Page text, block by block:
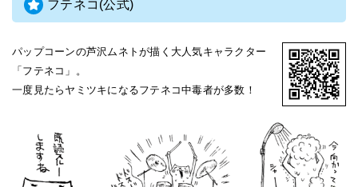
フテネコ(公式)
パップコーンの芦沢ムネトが描く大人気キャラクター
「フテネコ」。
一度見たらヤミツキになるフテネコ中毒者が多数！